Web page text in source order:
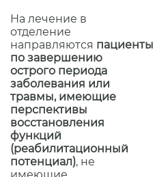
На лечение в
отделение
направляются пациенты
по завершению
острого периода
заболевания или
травмы, имеющие
перспективы
восстановления
функций
(реабилитационный
потенциал), не